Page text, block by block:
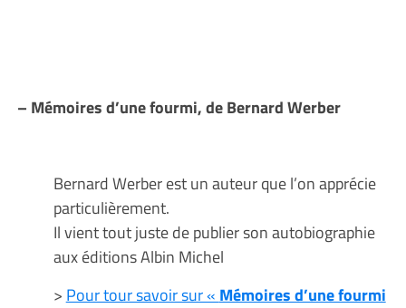
– Mémoires d’une fourmi, de Bernard Werber
Bernard Werber est un auteur que l’on apprécie
particulièrement.
Il vient tout juste de publier son autobiographie
aux éditions Albin Michel
> Pour tour savoir sur « Mémoires d’une fourmi